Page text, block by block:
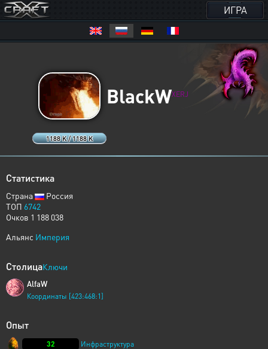
ИГРА
1188 K / 1188 K
BlackWXERJ
Статистика
Страна
Россия
ТОП 6742
Очков 1 188 038
Альянс Империя
СтолицаКлючи
AlfaW
Координаты [423:468:1]
Опыт
32
Инфраструктура